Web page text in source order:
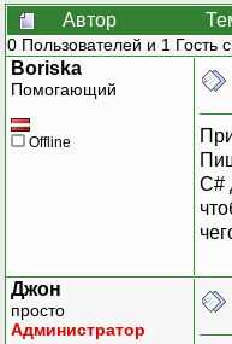
Автор
0 Пользователей и 1 Гость
Boriska
Помогающий
Offline
С#
Джон
просто
Администратор